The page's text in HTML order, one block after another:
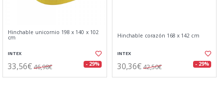
Hinchable unicornio 198 x 140 x 102
cm
INTEX
33,56€ 46,98€ - 29%
Hinchable corazón 168 x 142 cm
INTEX
30,36€ 42,50€ - 29%